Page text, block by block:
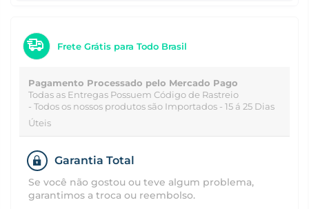
Frete Grátis para Todo Brasil
Pagamento Processado pelo Mercado Pago
Todas as Entregas Possuem Código de Rastreio
- Todos os nossos produtos são Importados - 15 á 25 Dias
Úteis
Garantia Total
Se você não gostou ou teve algum problema,
garantimos a troca ou reembolso.